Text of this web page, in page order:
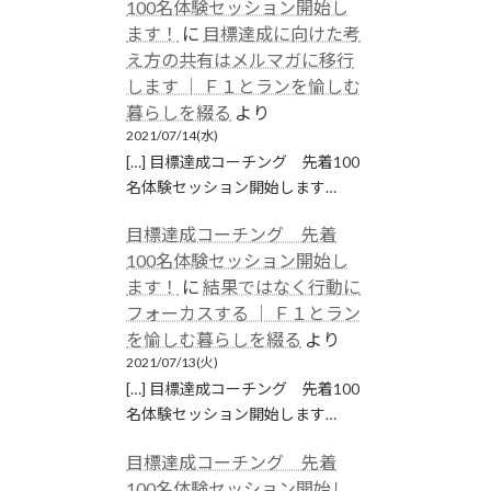
100名体験セッション開始し
ます！
に 目標達成に向けた考
え方の共有はメルマガに移行
します │ Ｆ１とランを愉しむ
暮らしを綴る より
2021/07/14(水)
[…] 目標達成コーチング 先着100
名体験セッション開始します…
目標達成コーチング 先着
100名体験セッション開始し
ます！
に結果ではなく行動に
フォーカスする │ Ｆ１とラン
を愉しむ暮らしを綴る より
2021/07/13(火)
[…] 目標達成コーチング 先着100
名体験セッション開始します…
目標達成コーチング 先着